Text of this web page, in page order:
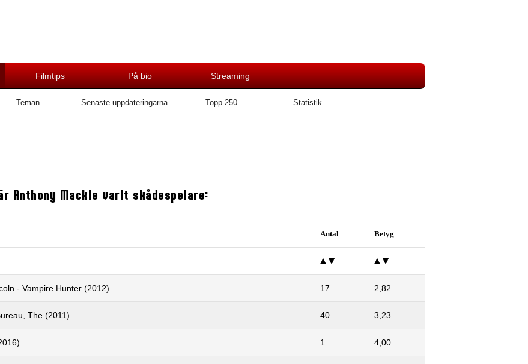
Filmtips På bio Streaming
Teman Senaste uppdateringarna Topp-250 Statistik
Anthony Mackie varit skådespelare:
Antal Betyg
- Vampire Hunter (2012) 17 2,82
The (2011) 40 3,23
1 4,00